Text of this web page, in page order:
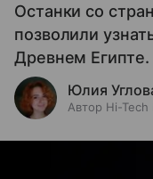
Останки со
позволили
Древнем Египте.
Юлия
Автор Hi-Tech